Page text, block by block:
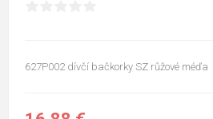
627P002 dívčí bačkorky SZ růžové méďa